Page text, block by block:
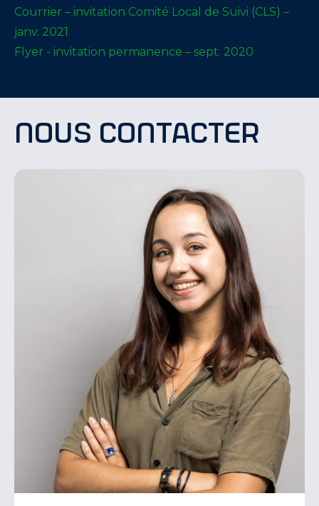
Courrier – invitation Comité Local de Suivi (CLS) –
janv. 2021
Flyer - invitation permanence – sept. 2020
nous contacter